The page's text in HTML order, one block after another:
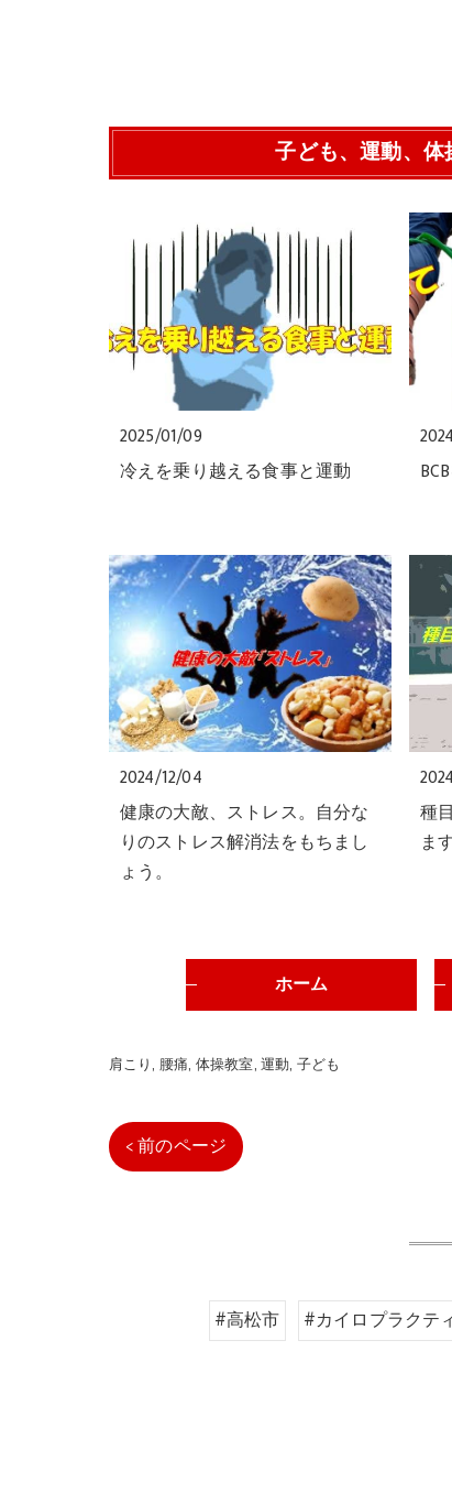
子ども、運動、
2025/01/09
冷えを乗り越える食事と運動
2024/12/04
健康の大敵、ストレス。自分な
りのストレス解消法をもちまし
ょう。
種
ま
ホーム
肩こり 腰痛 体操教室 運動 子ども
< 前のページ
#高松市 #カイロプラクテ